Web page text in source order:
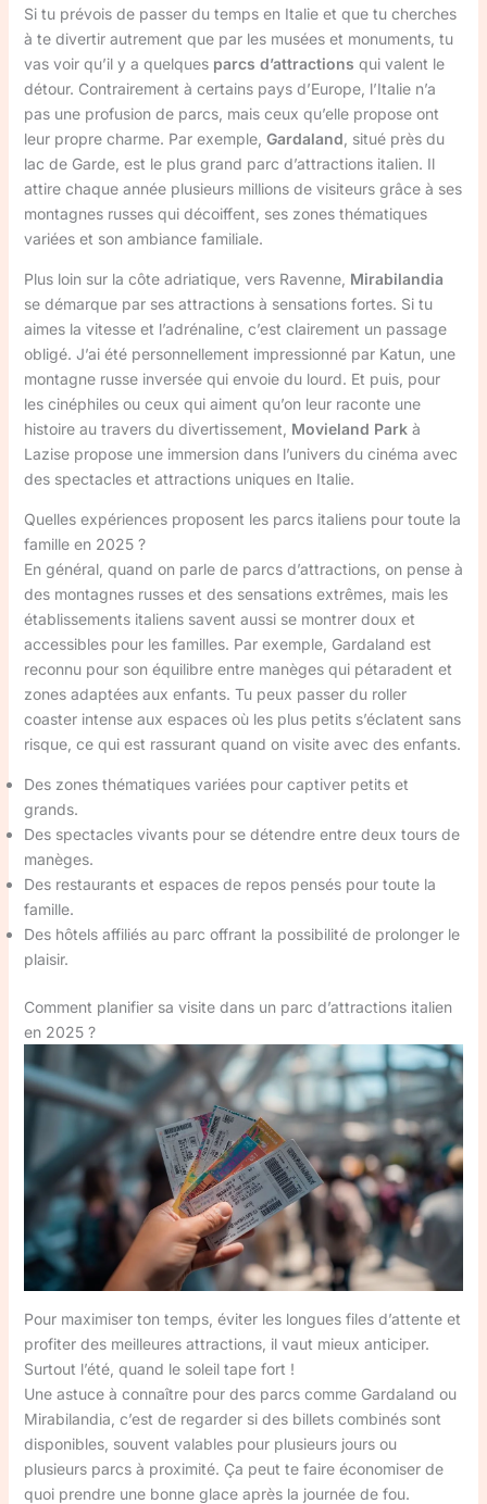
Si tu prévois de passer du temps en Italie et que tu cherches
à te divertir autrement que par les musées et monuments, tu
vas voir qu’il y a quelques parcs d’attractions qui valent le
détour. Contrairement à certains pays d’Europe, l’Italie n’a
pas une profusion de parcs, mais ceux qu’elle propose ont
leur propre charme. Par exemple, Gardaland , situé près du
lac de Garde, est le plus grand parc d’attractions italien. Il
attire chaque année plusieurs millions de visiteurs grâce à ses
montagnes russes qui décoiffent, ses zones thématiques
variées et son ambiance familiale.
Plus loin sur la côte adriatique, vers Ravenne, Mirabilandia
se démarque par ses attractions à sensations fortes. Si tu
aimes la vitesse et l’adrénaline, c’est clairement un passage
obligé. J’ai été personnellement impressionné par Katun, une
montagne russe inversée qui envoie du lourd. Et puis, pour
les cinéphiles ou ceux qui aiment qu’on leur raconte une
histoire au travers du divertissement, Movieland Parkà
Lazise propose une immersion dans l’univers du cinéma avec
des spectacles et attractions uniques en Italie.
Quelles expériences proposent les parcs italiens pour toute la
famille en 2025 ?
En général, quand on parle de parcs d’attractions, on pense à
des montagnes russes et des sensations extrêmes, mais les
établissements italiens savent aussi se montrer doux et
accessibles pour les familles. Par exemple, Gardaland est
reconnu pour son équilibre entre manèges qui pétaradent et
zones adaptées aux enfants. Tu peux passer du roller
coaster intense aux espaces où les plus petits s’éclatent sans
risque, ce qui est rassurant quand on visite avec des enfants.
Des zones thématiques variées pour captiver petits et
grands.
Des spectacles vivants pour se détendre entre deux tours de
manèges.
Des restaurants et espaces de repos pensés pour toute la
famille.
Des hôtels affiliés au parc offrant la possibilité de prolonger le
plaisir.
Comment planifier sa visite dans un parc d’attractions italien
en 2025 ?
Pour maximiser ton temps, éviter les longues files d’attente et
profiter des meilleures attractions, il vaut mieux anticiper.
Surtout l’été, quand le soleil tape fort !
Une astuce à connaître pour des parcs comme Gardaland ou
Mirabilandia, c’est de regarder si des billets combinés sont
disponibles, souvent valables pour plusieurs jours ou
plusieurs parcs à proximité. Ça peut te faire économiser de
quoi prendre une bonne glace après la journée de fou.